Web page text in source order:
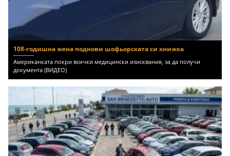
108-годишна жена поднови шофьорската си книжка
Американката покри всички медицински изисквания, за да получи
документа (ВИДЕО)